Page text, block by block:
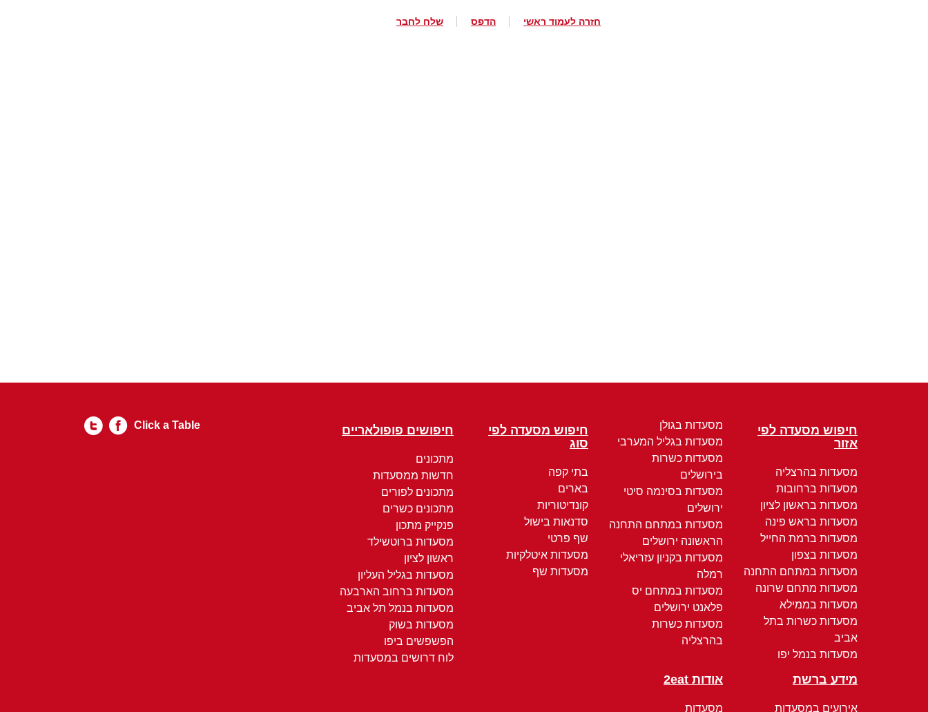
חזרה לעמוד ראשי הדפס שלח לחבר
חיפוש מסעדה לפי
אזור
מסעדות בהרצליה
מסעדות ברחובות
מסעדות בראשון לציון
מסעדות בראש פינה
מסעדות ברמת החייל
מסעדות בצפון
מסעדות במתחם התחנה
מסעדות מתחם שרונה
מסעדות בממילא
מסעדות כשרות בתל
אביב
מסעדות בנמל יפו
מסעדות בגולן
מסעדות בגליל המערבי
מסעדות כשרות
בירושלים
מסעדות בסינמה סיטי
ירושלים
מסעדות במתחם התחנה
הראשונה ירושלים
מסעדות בקניון עזריאלי
רמלה
מסעדות במתחם יס
פלאנט ירושלים
מסעדות כשרות
בהרצליה
חיפוש מסעדה לפי
סוג
בתי קפה
בארים
קונדיטוריות
סדנאות בישול
שף פרטי
מסעדות איטלקיות
מסעדות שף
חיפושים פופולאריים
מתכונים
חדשות ממסעדות
מתכונים לפורים
מתכונים כשרים
פנקייק מתכון
מסעדות ברוטשילד
ראשון לציון
מסעדות בגליל העליון
מסעדות ברחוב הארבעה
מסעדות בנמל תל אביב
מסעדות בשוק
הפשפשים ביפו
לוח דרושים במסעדות
מידע ברשת
אירועים במסעדות
אודות 2eat
מסעדות
Click a Table